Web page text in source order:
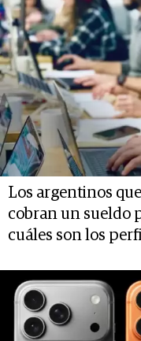
Los argentinos
cobran un sueldo
cuáles son los